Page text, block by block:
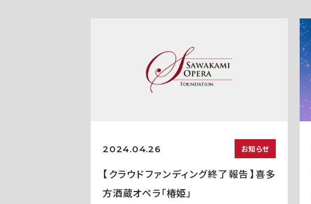
2024.04.26 お知らせ
【クラウドファンディング終了報告】喜多
方酒蔵オペラ「椿姫」